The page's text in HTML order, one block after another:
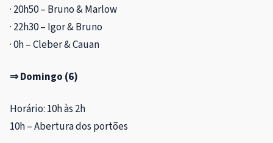
· 20h50 – Bruno & Marlow
· 22h30 – Igor & Bruno
· 0h – Cleber & Cauan
⇒ Domingo (6)
Horário: 10h às 2h
10h – Abertura dos portões